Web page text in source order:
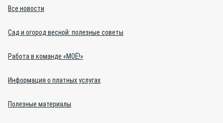
Все новости
Сад и огород весной: полезные советы
Работа в команде «МОЁ!»
Информация о платных услугах
Полезные материалы